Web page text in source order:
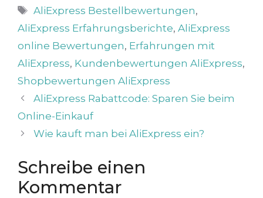
Schlagwörter
AliExpress Bestellbewertungen,
AliExpress Erfahrungsberichte, AliExpress
online Bewertungen, Erfahrungen mit
AliExpress, Kundenbewertungen AliExpress,
Shopbewertungen AliExpress
AliExpress Rabattcode: Sparen Sie beim
Online-Einkauf
Wie kauft man bei AliExpress ein?
Schreibe einen
Kommentar